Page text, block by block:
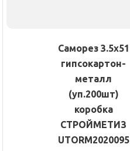
Саморез 3.5х51
гипсокартон-
металл
(уп.200шт)
коробка
СТРОЙМЕТИЗ
UTORM2020095